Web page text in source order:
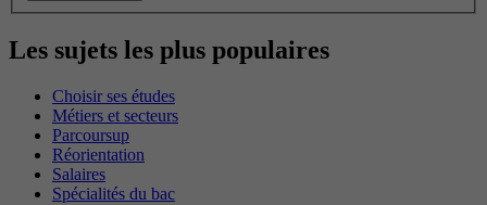
Les sujets les plus populaires
Choisir ses études
Métiers et secteurs
Parcoursup
Réorientation
Salaires
Spécialités du bac